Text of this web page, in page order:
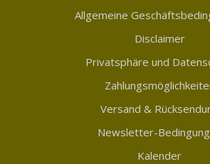
Allgemeine
Disclaimer
Privatsphäre und
Versand &
Newsletter-
Kalender